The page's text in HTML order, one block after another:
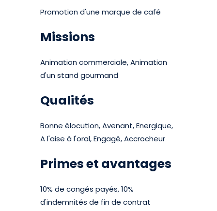
Promotion d'une marque de café
Missions
Animation commerciale, Animation
d'un stand gourmand
Qualités
Bonne élocution, Avenant, Energique,
A l'aise à l'oral, Engagé, Accrocheur
Primes et avantages
10% de congés payés, 10%
d'indemnités de fin de contrat